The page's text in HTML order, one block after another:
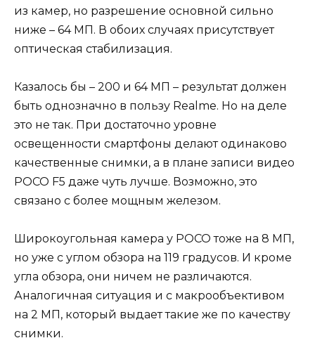
из камер, но разрешение основной сильно
ниже – 64 МП. В обоих случаях присутствует
оптическая стабилизация.
Казалось бы – 200 и 64 МП – результат должен
быть однозначно в пользу Realme. Но на деле
это не так. При достаточно уровне
освещенности смартфоны делают одинаково
качественные снимки, а в плане записи видео
POCO F5 даже чуть лучше. Возможно, это
связано с более мощным железом.
Широкоугольная камера у POCO тоже на 8 МП,
но уже с углом обзора на 119 градусов. И кроме
угла обзора, они ничем не различаются.
Аналогичная ситуация и с макрообъективом
на 2 МП, который выдает такие же по качеству
снимки.